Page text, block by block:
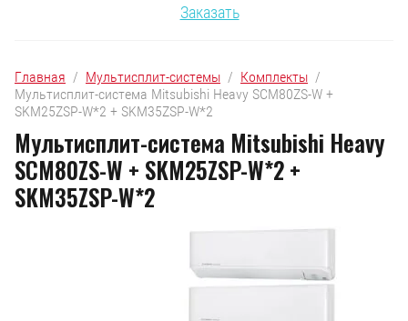
Заказать
Главная
  /
Мультисплит-системы
  /
Комплекты
  /
Мультисплит-система Mitsubishi Heavy SCM80ZS-W +
SKM25ZSP-W*2 + SKM35ZSP-W*2
Мультисплит-система Mitsubishi Heavy
SCM80ZS-W + SKM25ZSP-W*2 +
SKM35ZSP-W*2